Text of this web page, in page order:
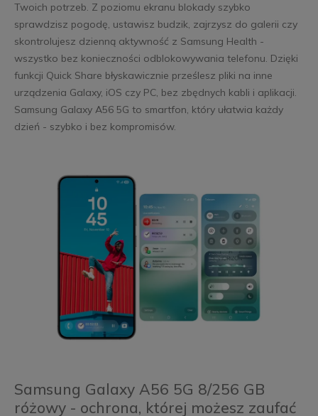
Twoich potrzeb. Z poziomu ekranu blokady szybko
sprawdzisz pogodę, ustawisz budzik, zajrzysz do galerii czy
skontrolujesz dzienną aktywność z Samsung Health -
wszystko bez konieczności odblokowywania telefonu. Dzięki
funkcji Quick Share błyskawicznie prześlesz pliki na inne
urządzenia Galaxy, iOS czy PC, bez zbędnych kabli i aplikacji.
Samsung Galaxy A56 5G to smartfon, który ułatwia każdy
dzień - szybko i bez kompromisów.
Samsung Galaxy A56 5G 8/256 GB
różowy - ochrona, której możesz zaufać